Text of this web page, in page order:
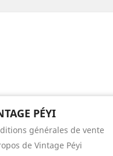
PÉYI
générales de vente
de Vintage Péyi